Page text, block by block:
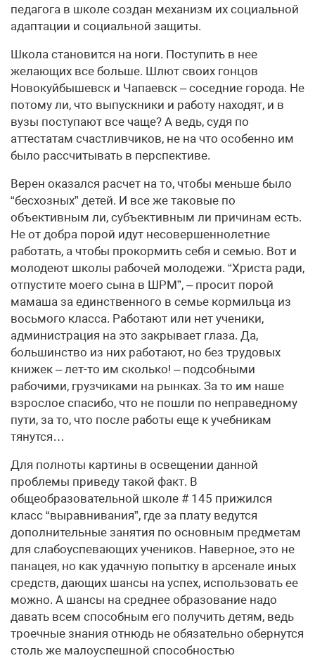
педагога в школе создан механизм их социальной
адаптации и социальной защиты.
Школа становится на ноги. Поступить в нее
желающих все больше. Шлют своих гонцов
Новокуйбышевск и Чапаевск – соседние города. Не
потому ли, что выпускники и работу находят, и в
вузы поступают все чаще? А ведь, судя по
аттестатам счастливчиков, не на что особенно им
было рассчитывать в перспективе.
Верен оказался расчет на то, чтобы меньше было
“бесхозных” детей. И все же таковые по
объективным ли, субъективным ли причинам есть.
Не от добра порой идут несовершеннолетние
работать, а чтобы прокормить себя и семью. Вот и
молодеют школы рабочей молодежи. “Христа ради,
отпустите моего сына в ШРМ”, – просит порой
мамаша за единственного в семье кормильца из
восьмого класса. Работают или нет ученики,
администрация на это закрывает глаза. Да,
большинство из них работают, но без трудовых
книжек – лет-то им сколько! – подсобными
рабочими, грузчиками на рынках. За то им наше
взрослое спасибо, что не пошли по неправедному
пути, за то, что после работы еще к учебникам
тянутся…
Для полноты картины в освещении данной
проблемы приведу такой факт. В
общеобразовательной школе # 145 прижился
класс “выравнивания”, где за плату ведутся
дополнительные занятия по основным предметам
для слабоуспевающих учеников. Наверное, это не
панацея, но как удачную попытку в арсенале иных
средств, дающих шансы на успех, использовать ее
можно. А шансы на среднее образование надо
давать всем способным его получить детям, ведь
троечные знания отнюдь не обязательно обернутся
столь же малоуспешной способностью